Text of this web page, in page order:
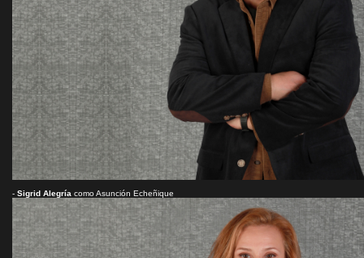
- Sigrid Alegría como Asunción Echeñique